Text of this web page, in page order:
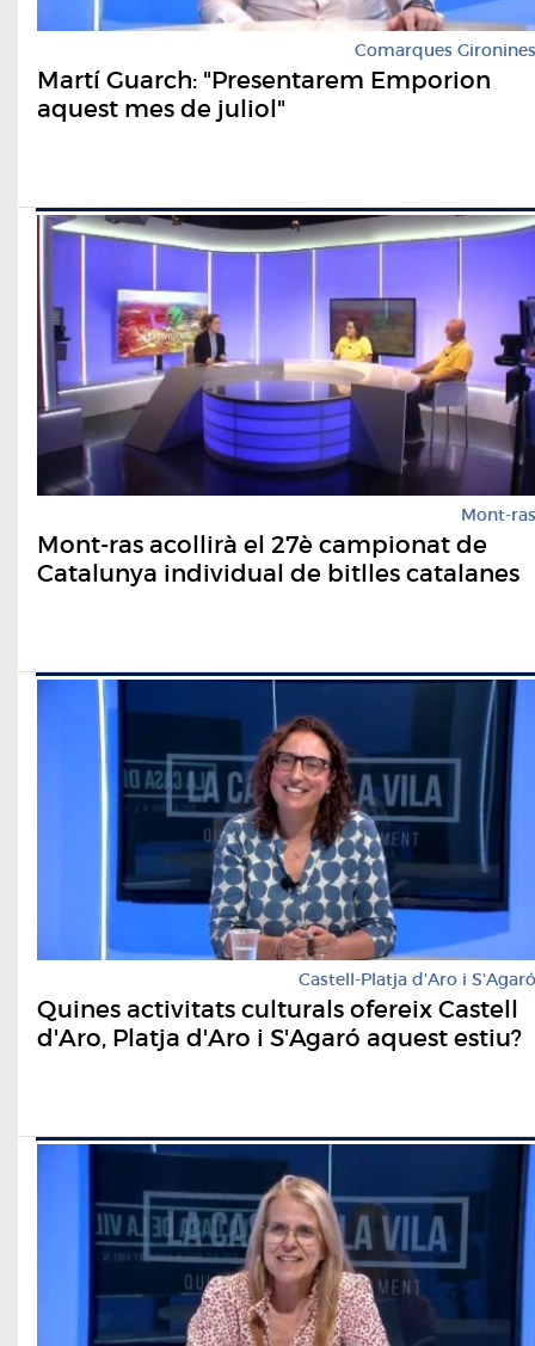
Comarques Gironines
Martí Guarch: "Presentarem Emporion
aquest mes de juliol"
Mont-ras
Mont-ras acollirà el 27è campionat de
Catalunya individual de bitlles catalanes
Castell-Platja d'Aro i S'Agaró
Quines activitats culturals ofereix Castell
d'Aro, Platja d'Aro i S'Agaró aquest estiu?